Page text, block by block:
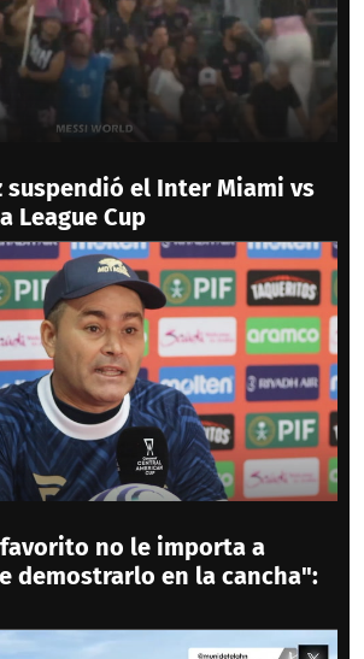
suspendió el Inter Miami vs
League Cup
no le importa a
demostrarlo en la cancha":